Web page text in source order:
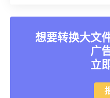
想要转换大文
广
立